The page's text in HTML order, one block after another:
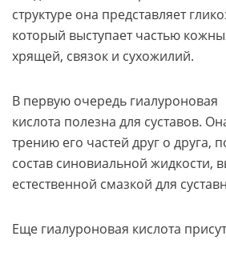
структуре она представляет
который выступает частью
хрящей, связок и сухожилий.
В первую очередь гиалуроновая
кислота полезна для суставов.
трению его частей друг о друга,
состав синовиальной жидкости,
естественной смазкой для
Еще гиалуроновая кислота